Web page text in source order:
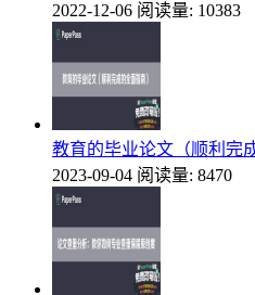
2022-12-06 阅读量: 10383
教育的毕业论文（顺利完
2023-09-04 阅读量: 8470